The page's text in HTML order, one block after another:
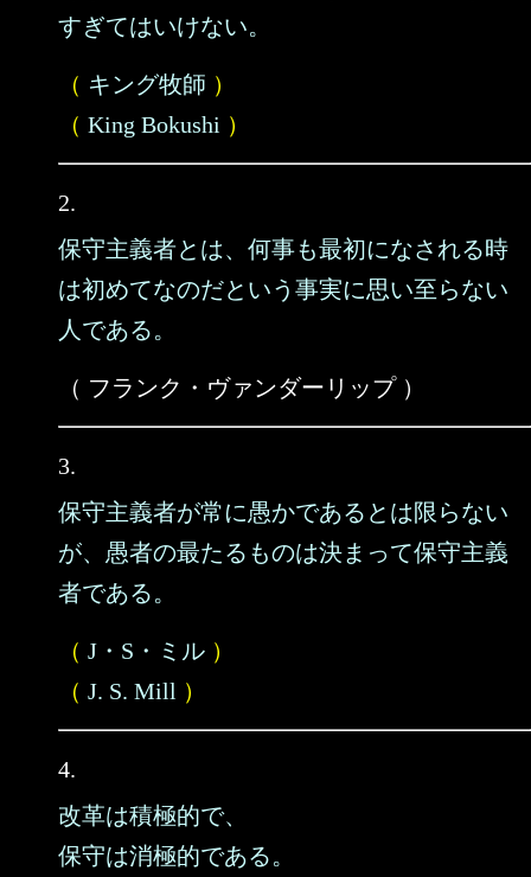
すぎてはいけない。
（ キング牧師 ）
（ King Bokushi ）
2.
保守主義者とは、何事も最初になされる時
は初めてなのだという事実に思い至らない
人である。
（ フランク・ヴァンダーリップ ）
3.
保守主義者が常に愚かであるとは限らない
が、愚者の最たるものは決まって保守主義
者である。
（ J・S・ミル ）
（ J. S. Mill ）
4.
改革は積極的で、
保守は消極的である。